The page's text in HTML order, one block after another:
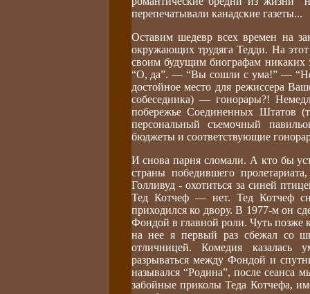
перепечатывали канадские газеты...
Оставим шедевр всех времен на
окружающих трудяга Тедди. На
своим будущим биографам
“О, да”. — “Вы сошли с ума!” —
достойное место для режиссера
собеседника) — гонорары?!
побережье Соединенных Штатов
персональный съемочный
бюджеты и соответствующие
И снова парня сломали. А кто бы
страны победившего
Голливуд - охотиться за синей
Тед Котчеф — нет. Тед Котчеф
приходился ко двору. В 1977-м он
Фондой в главной роли. Чуть позже
на нее я первый раз сбежал со
отличницей. Комедия казалась
разрываться между Фондой и
назывался “Родина”, после сеанса
забойные приколы Теда Котчефа,